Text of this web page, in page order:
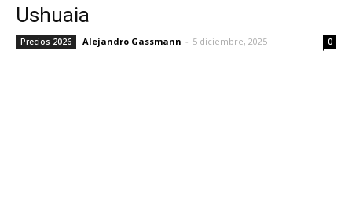
Ushuaia
Precios 2026 Alejandro Gassmann - 5 diciembre, 2025 0